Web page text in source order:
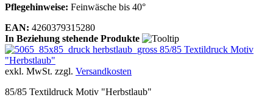
Pflegehinweise: Feinwäsche bis 40°
EAN: 4260379315280
In Beziehung stehende Produkte
85/85 Textildruck Motiv
"Herbstlaub"
exkl. MwSt. zzgl. Versandkosten
85/85 Textildruck Motiv "Herbstlaub"